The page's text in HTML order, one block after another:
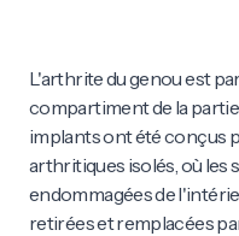
L'arthrite du genou est
compartiment de la
implants ont été conçus
arthritiques isolés, où les
endommagées de
retirées et remplacées